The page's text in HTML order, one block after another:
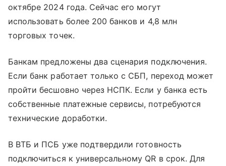
октябре 2024 года. Сейчас его могут
использовать более 200 банков и 4,8 млн
торговых точек.
Банкам предложены два сценария подключения.
Если банк работает только с СБП, переход может
пройти бесшовно через НСПК. Если у банка есть
собственные платежные сервисы, потребуются
технические доработки.
В ВТБ и ПСБ уже подтвердили готовность
подключиться к универсальному QR в срок. Для